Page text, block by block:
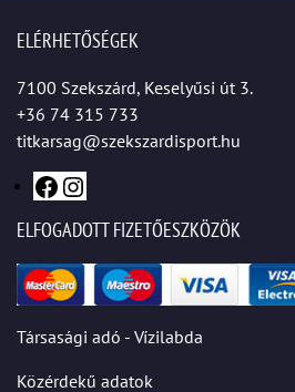
ELÉRHETŐSÉGEK
7100 Szekszárd, Keselyűsi út 3.
+36 74 315 733
titkarsag@szekszardisport.hu
ELFOGADOTT FIZETŐESZKÖZÖK
Társasági adó - Vízilabda
Közérdekű adatok